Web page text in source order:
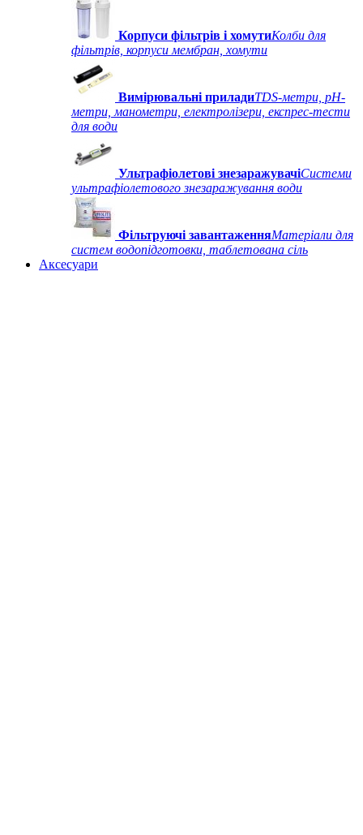
Корпуси фільтрів і хомутиКолби для
фільтрів, корпуси мембран, хомути
Вимірювальні приладиTDS-метри, рН-
метри, манометри, електролізери, експрес-тести
для води
Ультрафіолетові знезаражувачіСистеми
ультрафіолетового знезаражування води
Фільтруючі завантаженняМатеріали для
систем водопідготовки, таблетована сіль
Аксесуари